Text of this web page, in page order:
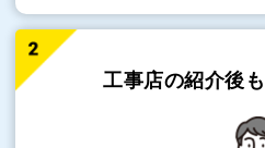
工事店の紹介後も